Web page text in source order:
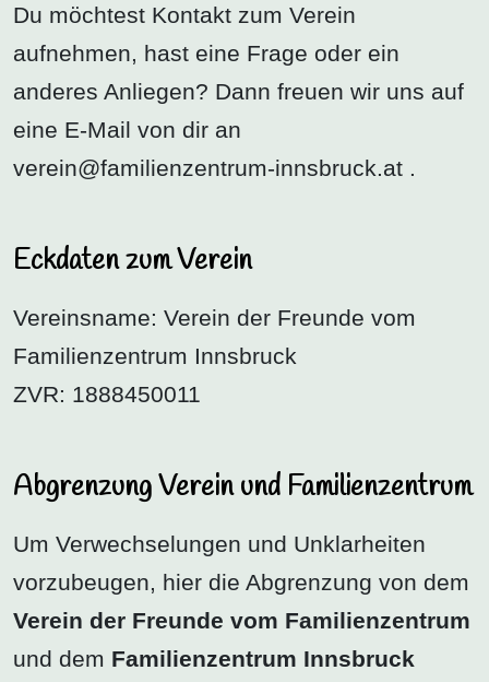
Du möchtest Kontakt zum Verein
aufnehmen, hast eine Frage oder ein
anderes Anliegen? Dann freuen wir uns auf
eine E-Mail von dir an
verein@familienzentrum-innsbruck.at
Eckdaten zum Verein
Vereinsname: Verein der Freunde vom
Familienzentrum Innsbruck
ZVR: 1888450011
Abgrenzung Verein und Familienzentrum
Um Verwechselungen und Unklarheiten
vorzubeugen, hier die Abgrenzung von dem
Verein der Freunde vom Familienzentrum
und dem Familienzentrum Innsbruck